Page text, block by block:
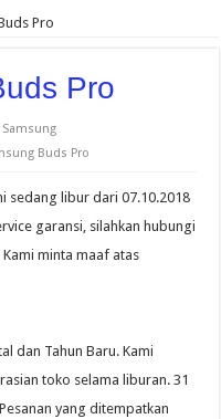
Pro
Pro
Samsung
Buds Pro
sedang libur dari 07.10.2018
garansi, silahkan hubungi
minta maaf atas
dan Tahun Baru. Kami
toko selama liburan. 31
yang ditempatkan